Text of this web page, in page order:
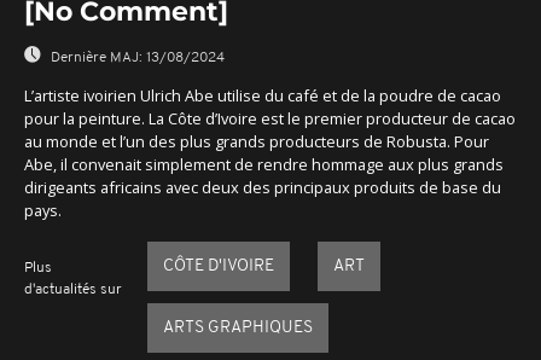
[No Comment]
Dernière MAJ: 13/08/2024
L’artiste ivoirien Ulrich Abe utilise du café et de la poudre de cacao
pour la peinture. La Côte d’Ivoire est le premier producteur de cacao
au monde et l’un des plus grands producteurs de Robusta. Pour
Abe, il convenait simplement de rendre hommage aux plus grands
dirigeants africains avec deux des principaux produits de base du
pays.
Plus
d'actualités sur
CÔTE D'IVOIRE ART
ARTS GRAPHIQUES